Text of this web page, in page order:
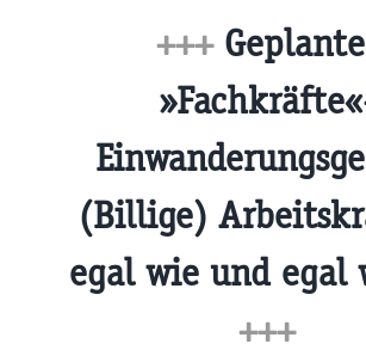
+++
(Billige)
egal wie und egal
+++